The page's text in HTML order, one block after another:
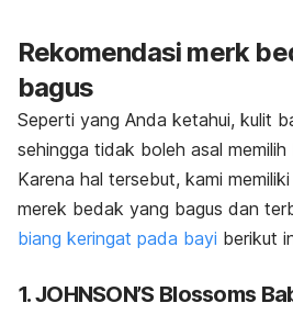
Rekomendasi merk
bagus
Seperti yang Anda ketahui, kulit
sehingga tidak boleh asal memilih
Karena hal tersebut, kami
merek bedak yang bagus dan
biang keringat pada bayi berikut
1. JOHNSON’S Blossoms